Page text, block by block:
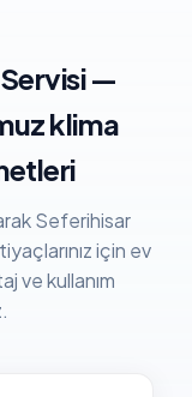
—
klima
Seferihisar
için ev
ve kullanım